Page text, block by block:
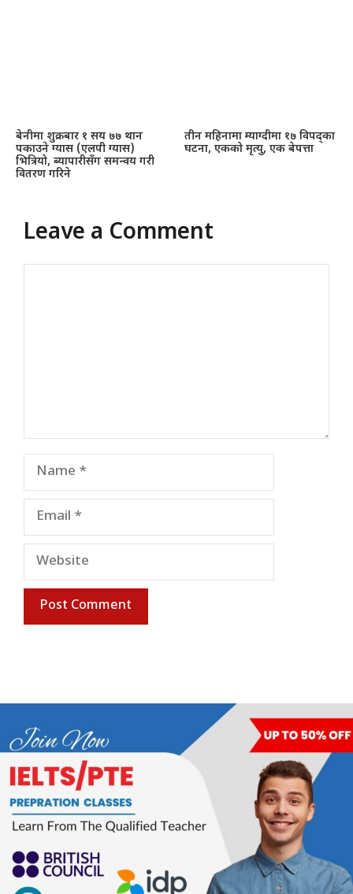
बेनीमा शुक्रबार १ सय ७७ थान
पकाउने ग्यास (एलपी ग्यास)
भित्रियो, ब्यापारीसँग समन्वय गरी
वितरण गरिने
तीन महिनामा म्याग्दीमा १७ विपद्का
घटना, एकको मृत्यु, एक बेपत्ता
Leave a Comment
Name
Email
Website